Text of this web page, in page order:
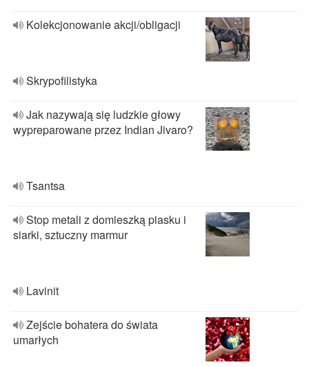
Kolekcjonowanie akcji/obligacji
Skrypofilistyka
Jak nazywają się ludzkie głowy
wypreparowane przez Indian Jivaro?
Tsantsa
Stop metali z domieszką piasku i
siarki, sztuczny marmur
Lavinit
Zejście bohatera do świata
umarłych